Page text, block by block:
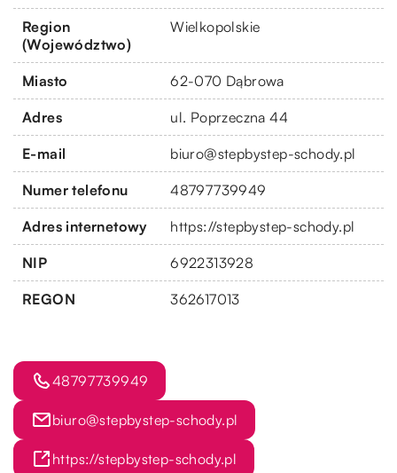
Region
(Województwo)
Wielkopolskie
Miasto 62-070 Dąbrowa
Adres ul. Poprzeczna 44
E-mail biuro@stepbystep-schody.pl
Numer telefonu 48797739949
Adres internetowy https://stepbystep-schody.pl
NIP 6922313928
REGON 362617013
48797739949
biuro@stepbystep-schody.pl
https://stepbystep-schody.pl